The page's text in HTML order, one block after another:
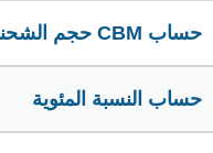
حساب CBM حجم الشحنة التجارية
حساب النسبة المئوية